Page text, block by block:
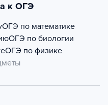
к ОГЭ
ОГЭ по математике
ОГЭ по биологии
ОГЭ по физике